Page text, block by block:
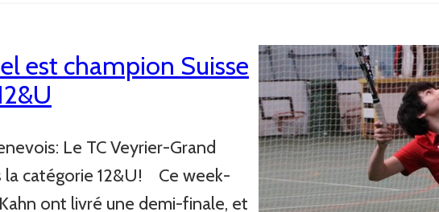
est champion Suisse
Le TC Veyrier-Grand
la catégorie 12&U! Ce week-
ont livré une demi-finale, et